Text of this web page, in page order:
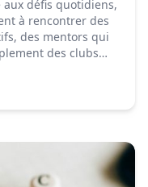
aux défis quotidiens,
à rencontrer des
des mentors qui
des clubs…